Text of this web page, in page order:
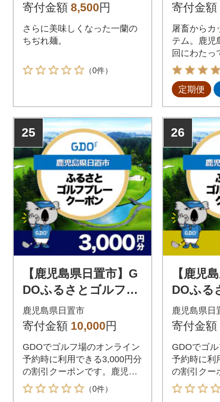
寄付金額 8,500円
さらに美味しくなった一蘭の
ちぢれ麺。
（0件）
寄付金額
屠畜からカ
テム。鹿児
回にわたっ
定期便
25
【鹿児島県日置市】G
DOふるさとゴルフプ
レークーポン(3,000円
分)
鹿児島県日置市
寄付金額 10,000円
GDOでゴルフ場のオンライン
予約時に利用できる3,000円分
の割引クーポンです。鹿児島
県日置市が指定するゴルフ場
で利用できます。
（0件）
26
【鹿児
DOふる
レーク
分)
鹿児島県日
寄付金額
GDOでゴ
予約時に利
の割引クー
県日置市が
で利用でき